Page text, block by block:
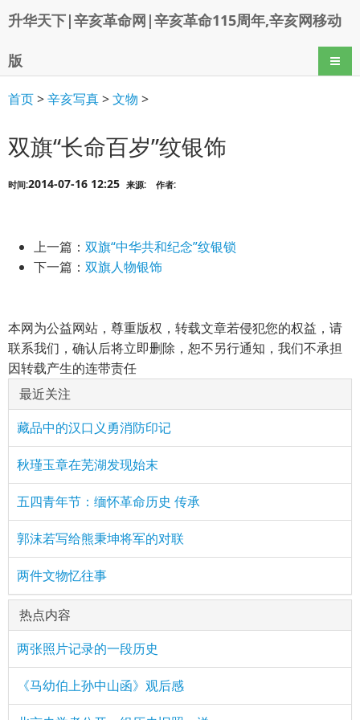
升华天下|辛亥革命网|辛亥革命115周年,辛亥网移动
版 导航
首页>辛亥写真>文物 >
双旗“长命百岁”纹银饰
时间:2014-07-16 12:25 来源: 作者:
上一篇： 双旗“中华共和纪念”纹银锁
下一篇： 双旗人物银饰
本网为公益网站，尊重版权，转载文章若侵犯您的权益，请
联系我们，确认后将立即删除，恕不另行通知，我们不承担
因转载产生的连带责任
最近关注
藏品中的汉口义勇消防印记
秋瑾玉章在芜湖发现始末
五四青年节：缅怀革命历史 传承
郭沫若写给熊秉坤将军的对联
两件文物忆往事
热点内容
两张照片记录的一段历史
《马幼伯上孙中山函》观后感